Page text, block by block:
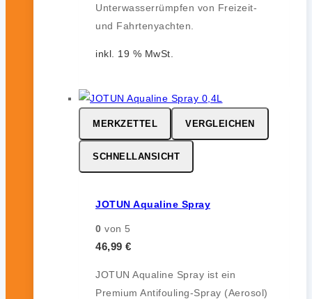
Unterwasserrümpfen von Freizeit-
und Fahrtenyachten.
inkl. 19 % MwSt.
MERKZETTEL VERGLEICHEN
SCHNELLANSICHT
JOTUN Aqualine Spray
0 von 5
46,99 €
JOTUN Aqualine Spray ist ein
Premium Antifouling-Spray (Aerosol)